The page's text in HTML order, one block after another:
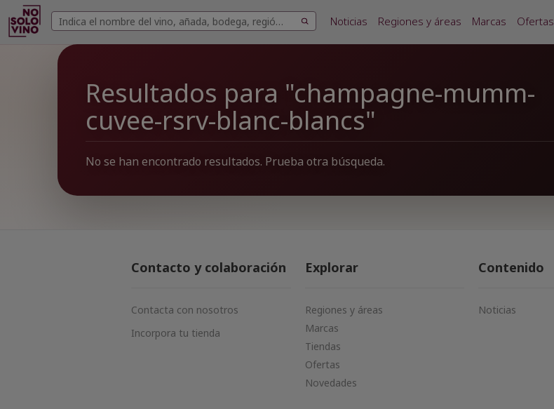
Buscar
vinos
Buscar Noticias Regiones y áreas Marcas Ofertas
Resultados para "champagne-mumm-
cuvee-rsrv-blanc-blancs"
No se han encontrado resultados. Prueba otra búsqueda.
Contacto y colaboración
Contacta con nosotros
Incorpora tu tienda
Explorar
Regiones y áreas
Marcas
Tiendas
Ofertas
Novedades
Contenido
Noticias